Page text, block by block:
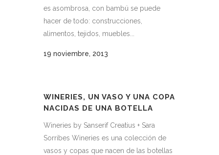
es asombrosa, con bambú se puede
hacer de todo: construcciones,
alimentos, tejidos, muebles...
19 noviembre, 2013
WINERIES, UN VASO Y UNA COPA
NACIDAS DE UNA BOTELLA
Wineries by Sanserif Creatius + Sara
Sorribes Wineries es una colección de
vasos y copas que nacen de las botellas